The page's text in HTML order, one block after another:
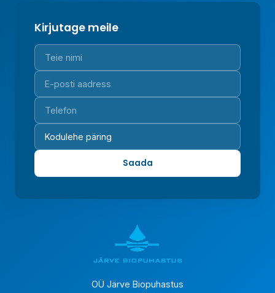
Kirjutage meile
Saada
OÜ Järve Biopuhastus